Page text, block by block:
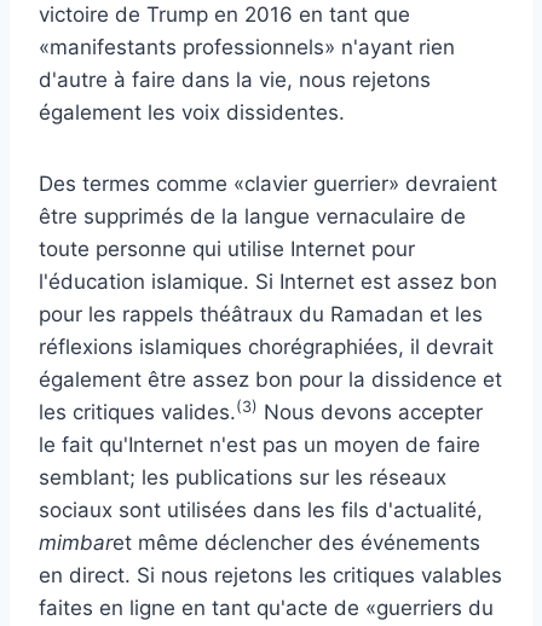
victoire de Trump en 2016 en tant que
«manifestants professionnels» n'ayant rien
d'autre à faire dans la vie, nous rejetons
également les voix dissidentes.
Des termes comme «clavier guerrier» devraient
être supprimés de la langue vernaculaire de
toute personne qui utilise Internet pour
l'éducation islamique. Si Internet est assez bon
pour les rappels théâtraux du Ramadan et les
réflexions islamiques chorégraphiées, il devrait
également être assez bon pour la dissidence et
les critiques valides.(3) Nous devons accepter
le fait qu'Internet n'est pas un moyen de faire
semblant; les publications sur les réseaux
sociaux sont utilisées dans les fils d'actualité,
mimbaret même déclencher des événements
en direct. Si nous rejetons les critiques valables
faites en ligne en tant qu'acte de «guerriers du